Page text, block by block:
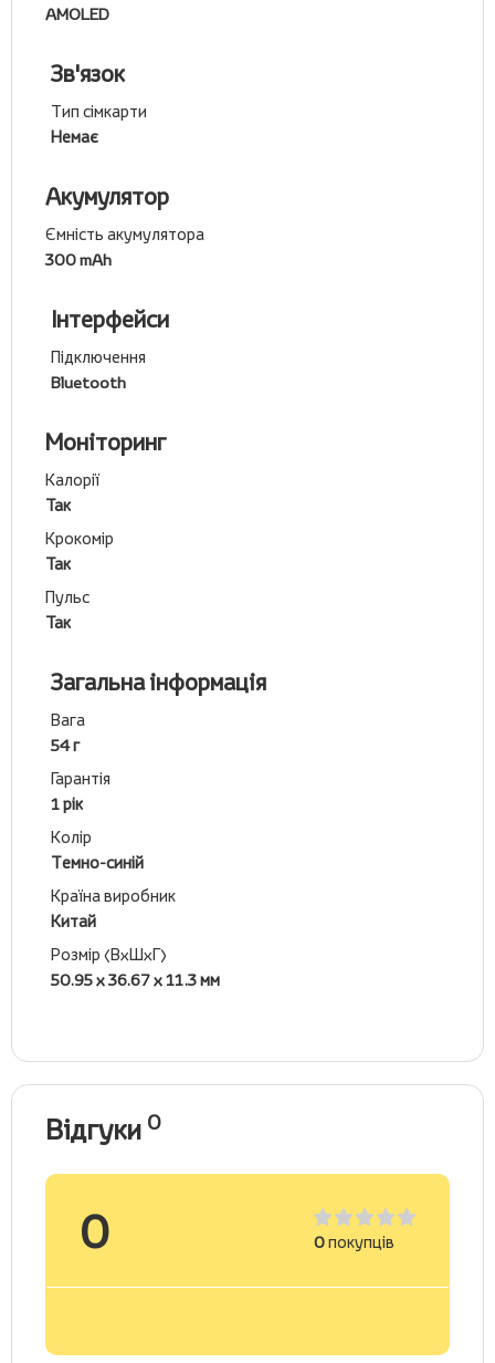
AMOLED
Зв'язок
Тип сімкарти
Немає
Акумулятор
Ємність акумулятора
300 mAh
Інтерфейси
Підключення
Bluetooth
Моніторинг
Калорії
Так
Крокомір
Так
Пульс
Так
Загальна інформація
Вага
54 г
Гарантія
1 рік
Колір
Темно-синій
Країна виробник
Китай
Розмір (ВхШхГ)
50.95 х 36.67 х 11.3 мм
Відгуки 0
0 0покупців